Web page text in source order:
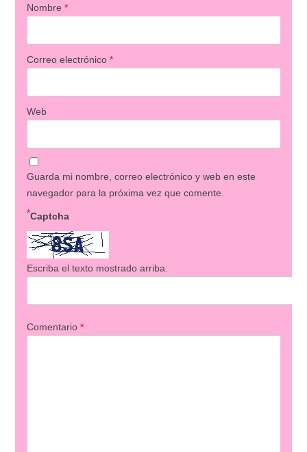
Nombre *
Correo electrónico *
Web
Guarda mi nombre, correo electrónico y web en este
navegador para la próxima vez que comente.
Captcha
*
Escriba el texto mostrado arriba:
Comentario *